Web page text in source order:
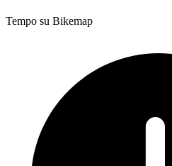
Tempo su Bikemap